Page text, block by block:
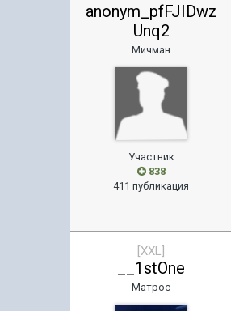
anonym_pfFJIDwz
Unq2
Мичман
Участник
838
411 публикация
[XXL]
__1stOne
Матрос